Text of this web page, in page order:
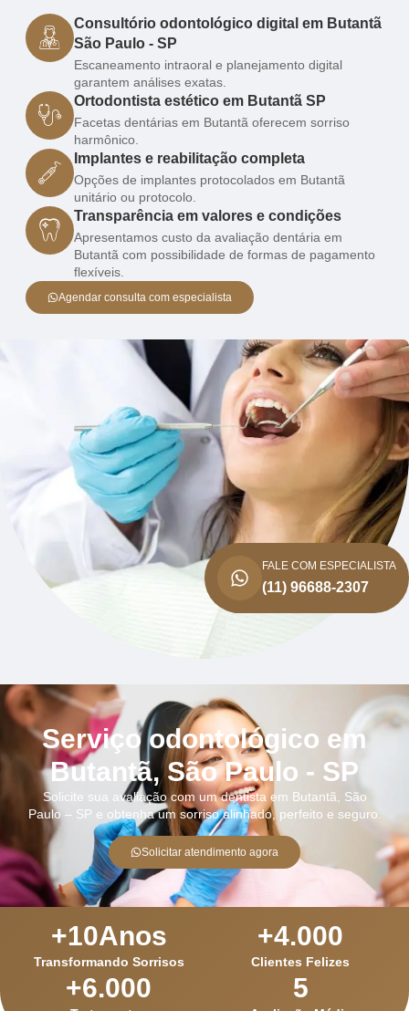
Consultório odontológico digital em Butantã
São Paulo - SP
Escaneamento intraoral e planejamento digital
garantem análises exatas.
Ortodontista estético em Butantã SP
Facetas dentárias em Butantã oferecem sorriso
harmônico.
Implantes e reabilitação completa
Opções de implantes protocolados em Butantã
unitário ou protocolo.
Transparência em valores e condições
Apresentamos custo da avaliação dentária em
Butantã com possibilidade de formas de pagamento
flexíveis.
Agendar consulta com especialista
FALE COM ESPECIALISTA
(11) 96688-2307
Serviço odontológico em
Butantã, São Paulo - SP
Solicite sua avaliação com um dentista em Butantã, São
Paulo – SP e obtenha um sorriso alinhado, perfeito e seguro.
Solicitar atendimento agora
Transformando Sorrisos
+10Anos
Clientes Felizes
+4.000
+6.000 5